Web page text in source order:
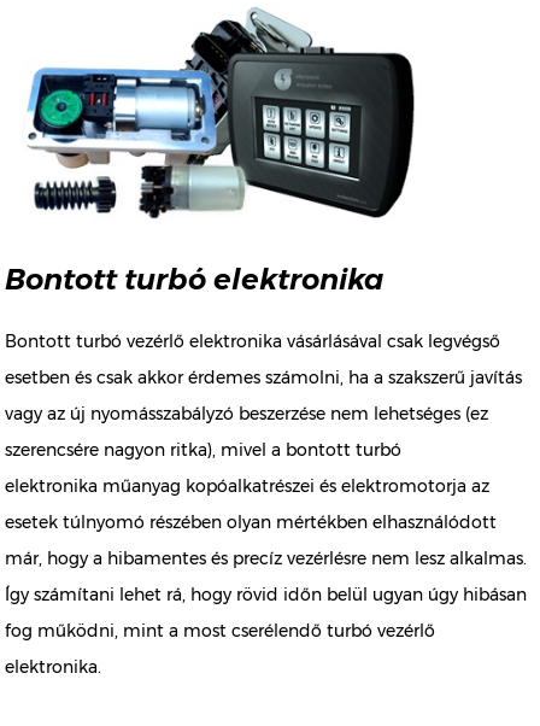
Bontott turbó elektronika
Bontott turbó vezérlő elektronika vásárlásával csak legvégső
esetben és csak akkor érdemes számolni, ha a szakszerű javítás
vagy az új nyomásszabályzó beszerzése nem lehetséges (ez
szerencsére nagyon ritka), mivel a bontott turbó
elektronika műanyag kopóalkatrészei és elektromotorja az
esetek túlnyomó részében olyan mértékben elhasználódott
már, hogy a hibamentes és precíz vezérlésre nem lesz alkalmas.
Így számítani lehet rá, hogy rövid időn belül ugyan úgy hibásan
fog működni, mint a most cserélendő turbó vezérlő
elektronika.